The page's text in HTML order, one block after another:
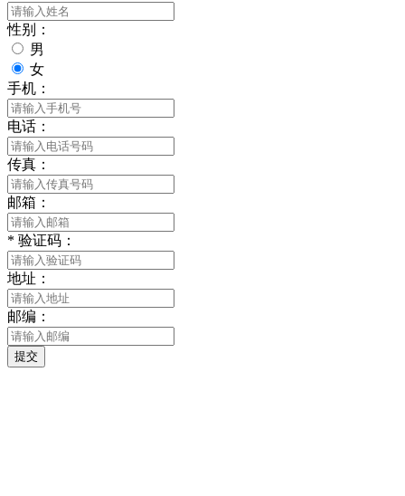
性别：
男
女
手机：
电话：
传真：
邮箱：
* 验证码：
地址：
邮编：
提交